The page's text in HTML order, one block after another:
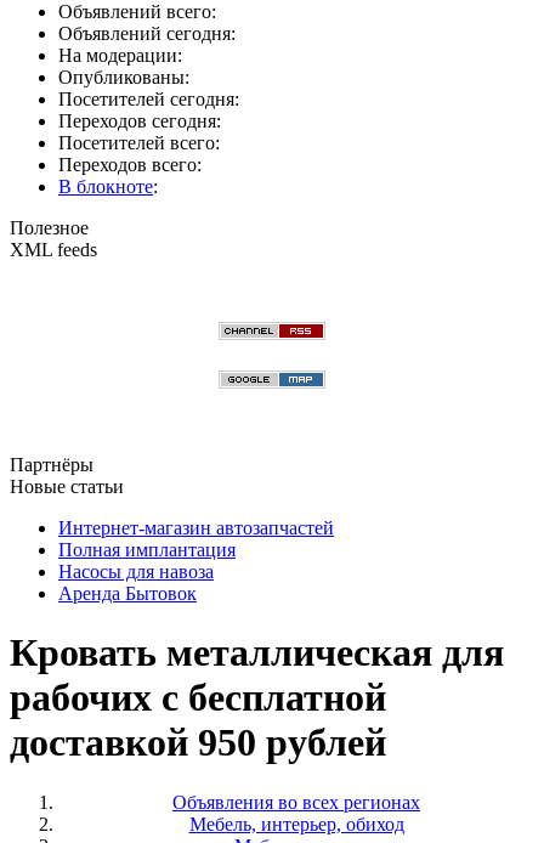
Объявлений всего:
Объявлений сегодня:
На модерации:
Опубликованы:
Посетителей сегодня:
Переходов сегодня:
Посетителей всего:
Переходов всего:
В блокноте:
Полезное
XML feeds
Партнёры
Новые статьи
Интернет-магазин автозапчастей
Полная имплантация
Насосы для навоза
Аренда Бытовок
Кровать металлическая для
рабочих с бесплатной
доставкой 950 рублей
Объявления во всех регионах
Мебель, интерьер, обиход